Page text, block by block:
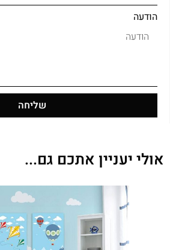
הודעה
שליחה
אולי יעניין אתכם גם...